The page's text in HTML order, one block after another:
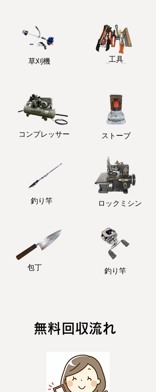
​草刈機 ​工具
コンプレッサー ストーブ
釣り竿 ロックミシン
包丁 釣り竿
無料回収流れ